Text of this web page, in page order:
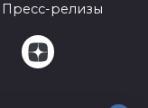
Пресс-релизы